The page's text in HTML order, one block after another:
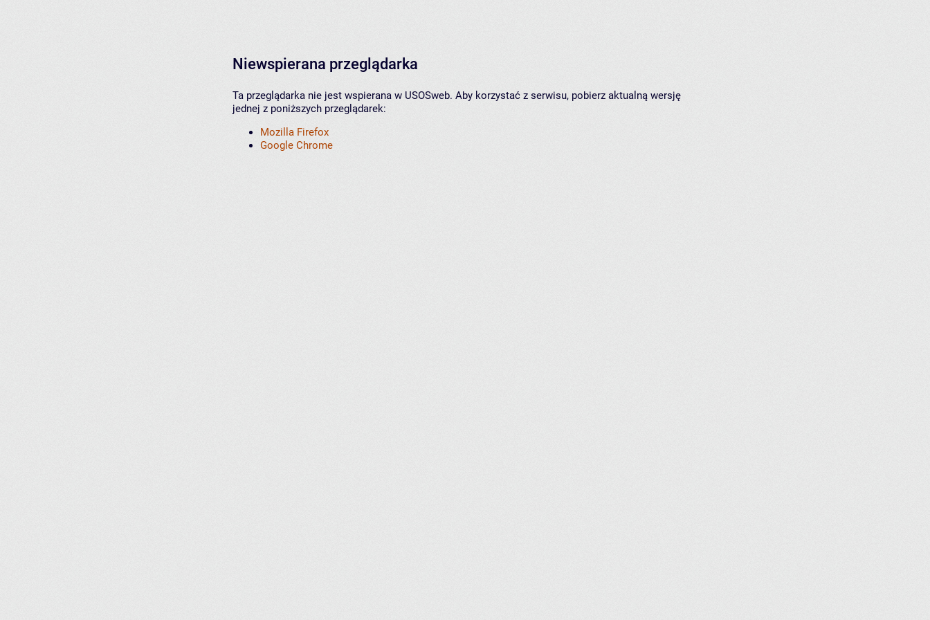
Niewspierana przeglądarka
Ta przeglądarka nie jest wspierana w USOSweb. Aby korzystać z serwisu, pobierz aktualną wersję
jednej z poniższych przeglądarek:
Mozilla Firefox
Google Chrome